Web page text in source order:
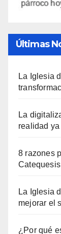
Últimas
La Iglesia
La
realidad
8 razones
Catequesis
La Iglesia
mejorar el
¿Por qué